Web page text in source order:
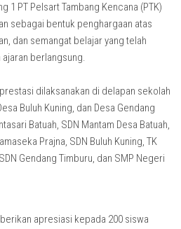
1 PT Pelsart Tambang Kencana (PTK)
sebagai bentuk penghargaan atas
dan semangat belajar yang telah
ajaran berlangsung.
dilaksanakan di delapan sekolah
Buluh Kuning, dan Desa Gendang
Batuah, SDN Mantam Desa Batuah,
Prajna, SDN Buluh Kuning, TK
Gendang Timburu, dan SMP Negeri
apresiasi kepada 200 siswa